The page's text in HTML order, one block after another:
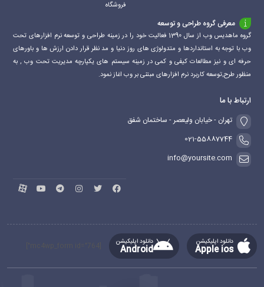
فروشگاه
معرفی گروه طراحی و توسعه
گروه ماهدیس وب از سال 1390 فعالیت خود را در زمینه طراحی و توسعه نرم افزارهای تحت
وب با توجه به استانداردها و متدولوژی های روز دنیا و مد نظر قرار دادن ارزش ها و باورهای
حرفه ای و نیز مطالعات کیفی و کمی در زمینه سیستم های یکپارچه مدیریت تحت وب , به
منظور طرح,توسعه کاربرد نرم افزارهای مبتنی بر وب اغاز نمود.
ارتباط با ما
تهران - خیابان ولیعصر - ساختمان شفق
021-55887744
info@yoursite.com
دانلود اپلیکیشن
Apple ios
دانلود اپلیکیشن
Android